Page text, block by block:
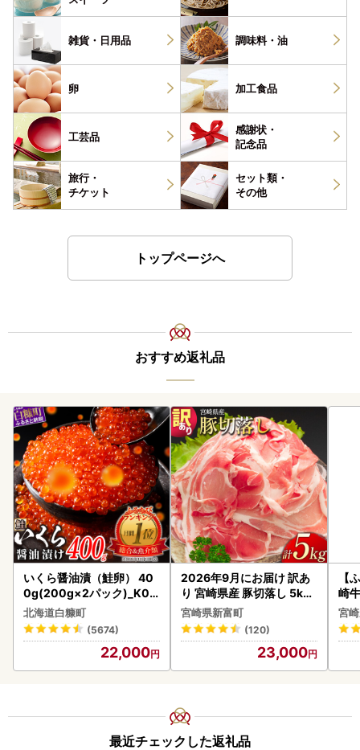
雑貨・ 日用品 調味料・ 油
卵 加工食品
工芸品
感謝状・
記念品
旅行・
チケット
セット類・
その他
トップページへ
おすすめ返礼品
いくら醤油漬（鮭卵） 40
0g(200g×2パック)_K02
2-1676
北海道白糠町
(5674)
22,000
2026年9月にお届け 訳あ
り 宮崎県産 豚切落し 5kg
C325-2506-2609
宮崎県新富町
(120)
23,000
【
崎
-VO
宮
最近チェックした返礼品